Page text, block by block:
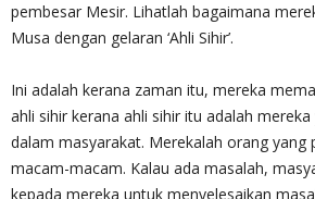
pembesar Mesir. Lihatlah bagaimana
Musa dengan gelaran ‘Ahli Sihir’.
Ini adalah kerana zaman itu, mereka
ahli sihir kerana ahli sihir itu adalah
dalam masyarakat. Merekalah orang yang
macam-macam. Kalau ada masalah,
kepada mereka untuk menyelesaikan